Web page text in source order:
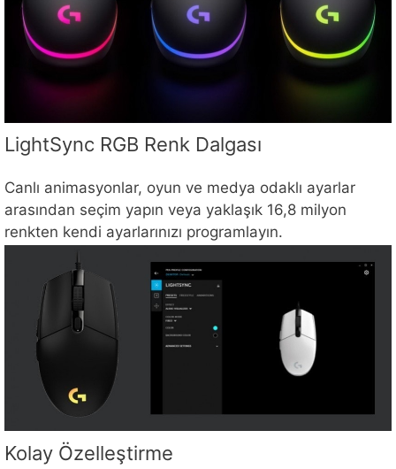
LightSync RGB Renk Dalgası
Canlı animasyonlar, oyun ve medya odaklı ayarlar
arasından seçim yapın veya yaklaşık 16,8 milyon
renkten kendi ayarlarınızı programlayın.
Kolay Özelleştirme